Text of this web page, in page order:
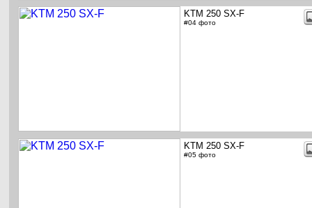
KTM 250 SX-F
#04 фото
KTM 250 SX-F
#05 фото